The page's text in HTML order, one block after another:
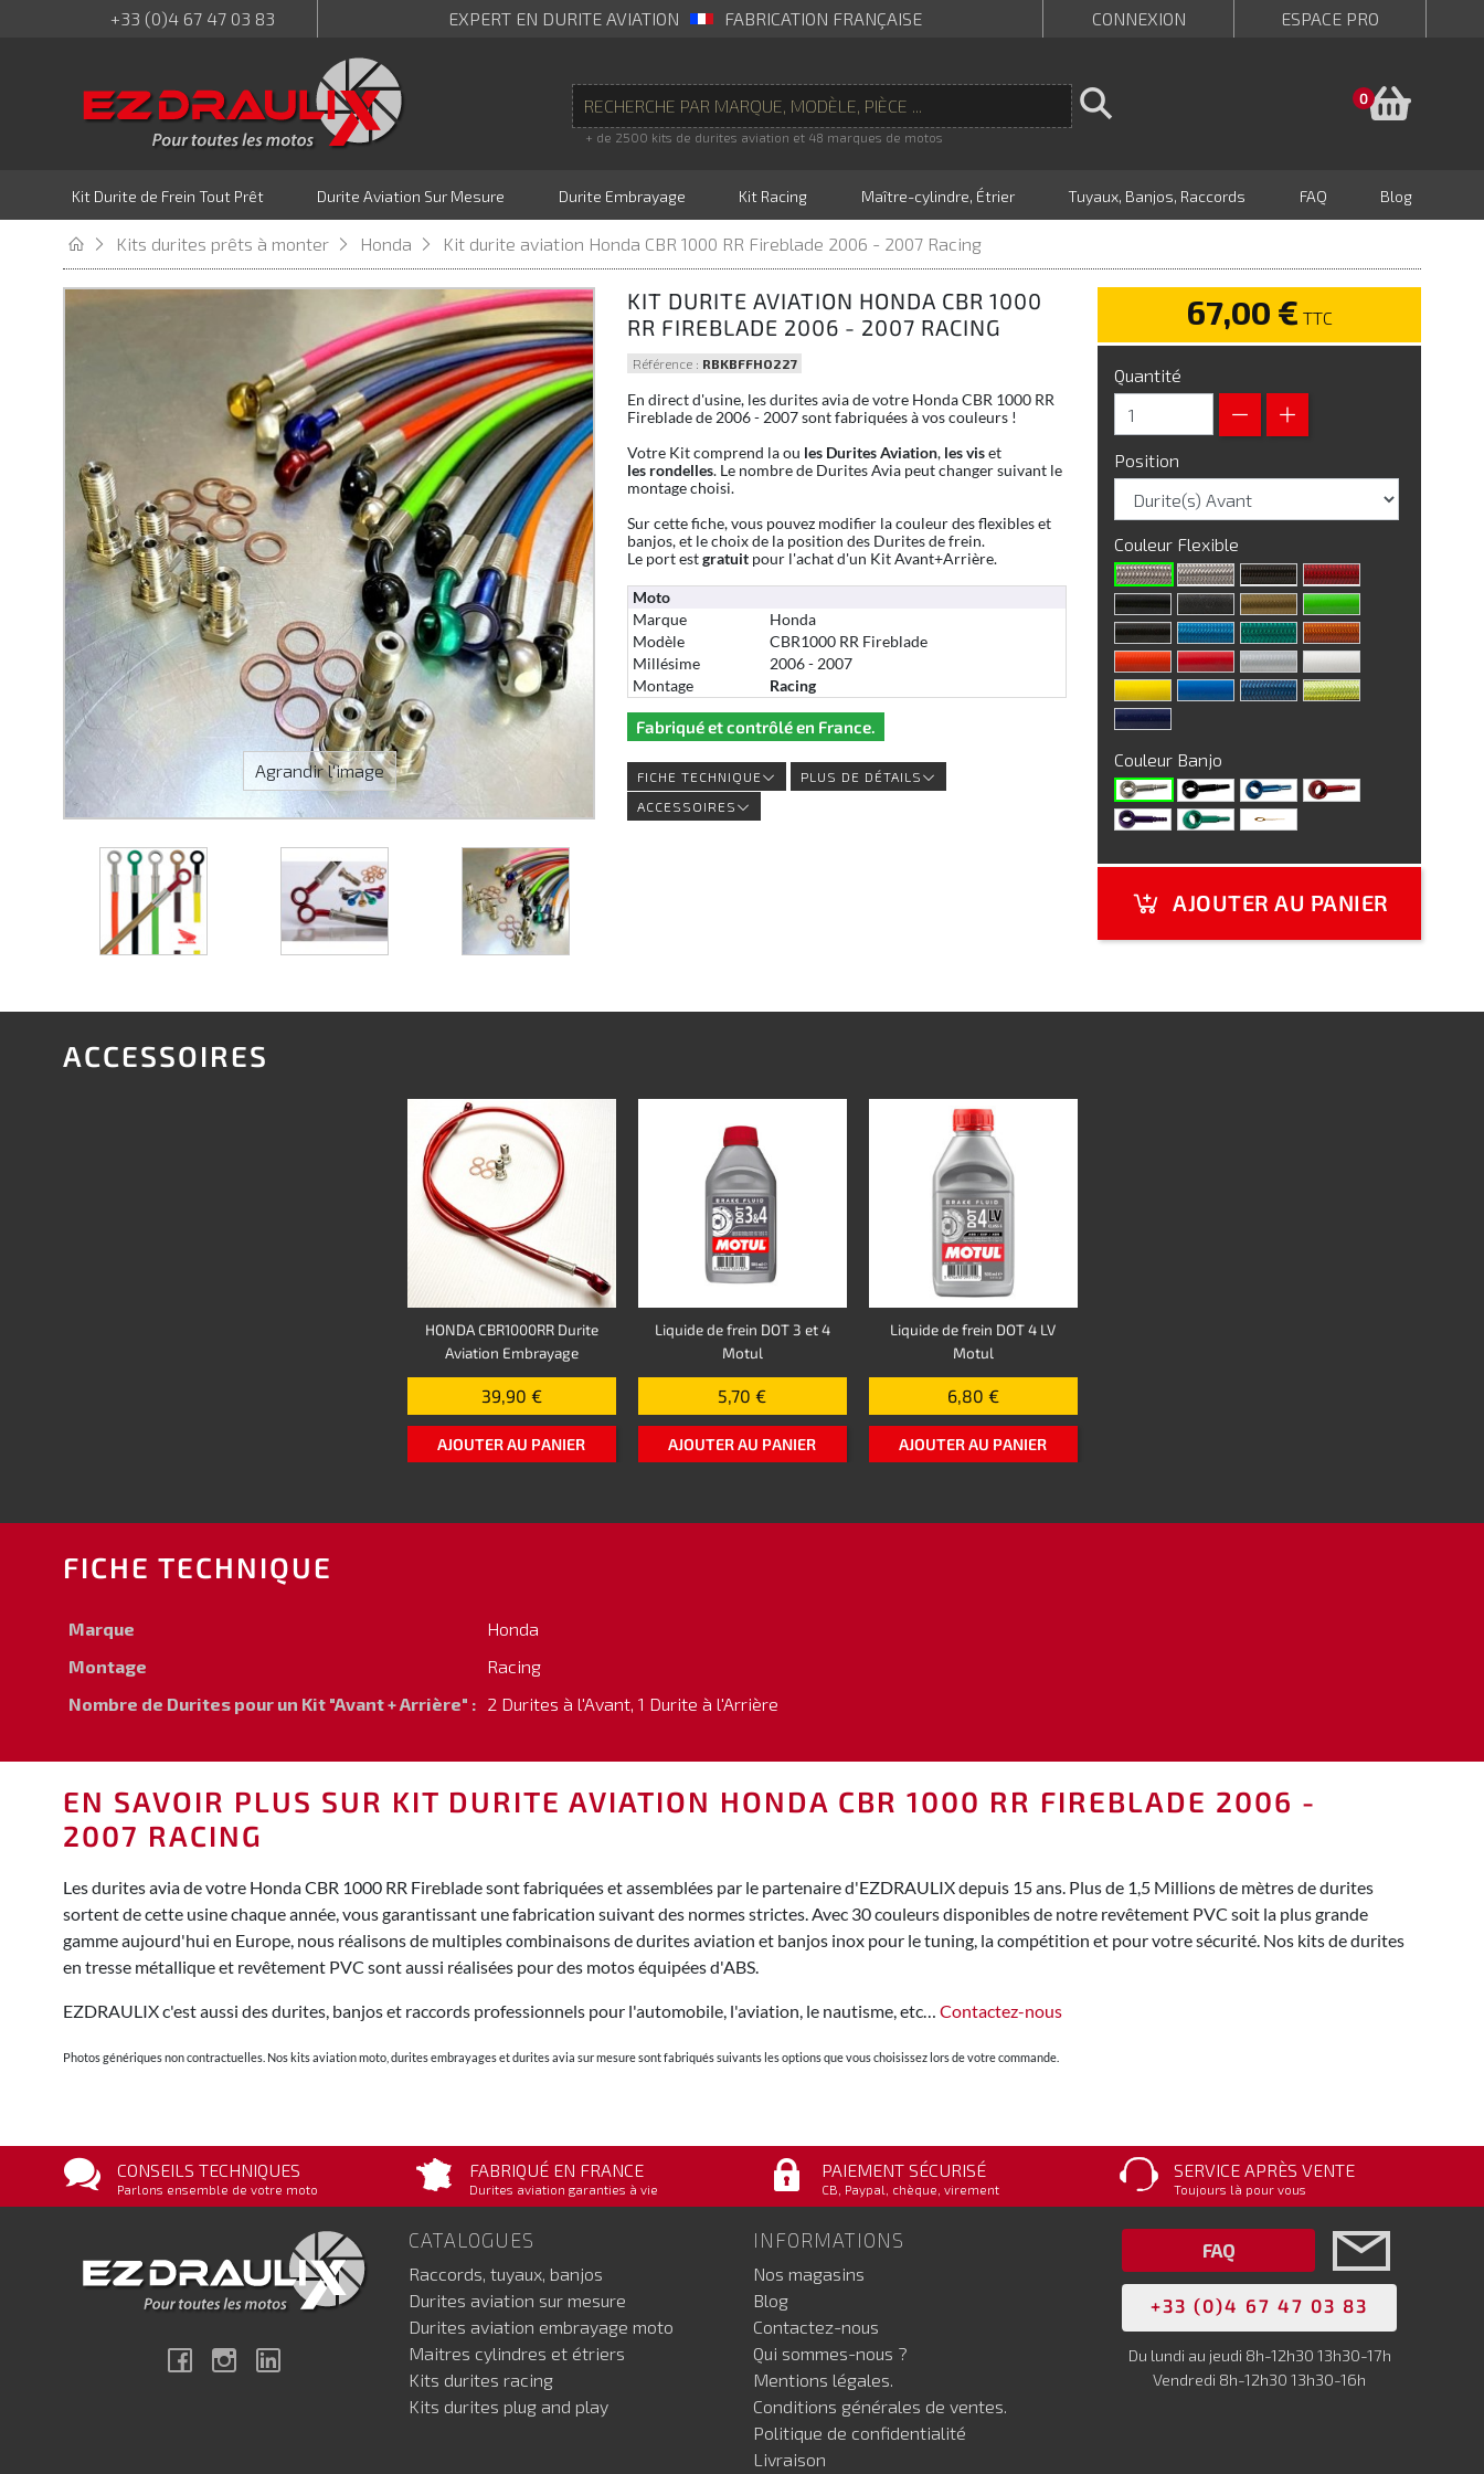
+33 (0)4 67 47 03 83 EXPERT EN DURITE AVIATION FABRICATION FRANÇAISE CONNEXION ESPACE PRO
+ de 2500 kits de durites aviation et 48 marques de motos
0
Kit Durite de Frein Tout Prêt Durite Aviation Sur Mesure Durite Embrayage Kit Racing Maître-cylindre, Étrier Tuyaux, Banjos, Raccords FAQ Blog
Kits durites prêts à monter Honda Kit durite aviation Honda CBR 1000 RR Fireblade 2006 - 2007 Racing
Agrandir l'image
KIT DURITE AVIATION HONDA CBR 1000
RR FIREBLADE 2006 - 2007 RACING
Référence : RBKBFFHO227
En direct d'usine, les durites avia de votre Honda CBR 1000 RR
Fireblade de 2006 - 2007 sont fabriquées à vos couleurs !
Votre Kit comprend la ou les Durites Aviation, les viset
les rondelles. Le nombre de Durites Avia peut changer suivant le
montage choisi.
Sur cette fiche, vous pouvez modifier la couleur des flexibles et
banjos, et le choix de la position des Durites de frein.
Le port estgratuitpour l'achat d'un Kit Avant+Arrière.
Moto
Marque
Honda
Modèle
CBR1000 RR Fireblade
Millésime
2006 - 2007
Montage
Racing
Fabriqué et contrôlé en France.
FICHE TECHNIQUE
PLUS DE DÉTAILS
ACCESSOIRES
67,00 € TTC
Quantité
Position
Couleur Flexible
Couleur Banjo
AJOUTER AU PANIER
ACCESSOIRES
HONDA CBR1000RR Durite
Aviation Embrayage
39,90 €
AJOUTER AU PANIER
Liquide de frein DOT 3 et 4
Motul
5,70 €
AJOUTER AU PANIER
Liquide de frein DOT 4 LV
Motul
6,80 €
AJOUTER AU PANIER
FICHE TECHNIQUE
Marque
Honda
Montage
Racing
Nombre de Durites pour un Kit "Avant + Arrière" : 2 Durites à l'Avant, 1 Durite à l'Arrière
EN SAVOIR PLUS SUR KIT DURITE AVIATION HONDA CBR 1000 RR FIREBLADE 2006 -
2007 RACING
Les durites avia de votre Honda CBR 1000 RR Fireblade sont fabriquées et assemblées par le partenaire d'EZDRAULIX depuis 15 ans. Plus de 1,5 Millions de mètres de durites
sortent de cette usine chaque année, vous garantissant une fabrication suivant des normes strictes. Avec 30 couleurs disponibles de notre revêtement PVC soit la plus grande
gamme aujourd'hui en Europe, nous réalisons de multiples combinaisons de durites aviation et banjos inox pour le tuning, la compétition et pour votre sécurité. Nos kits de durites
en tresse métallique et revêtement PVC sont aussi réalisées pour des motos équipées d'ABS.
EZDRAULIX c'est aussi des durites, banjos et raccords professionnels pour l'automobile, l'aviation, le nautisme, etc… Contactez-nous
Photos génériques non contractuelles. Nos kits aviation moto, durites embrayages et durites avia sur mesure sont fabriqués suivants les options que vous choisissez lors de votre commande.
CONSEILS TECHNIQUES
Parlons ensemble de votre moto
FABRIQUÉ EN FRANCE
Durites aviation garanties à vie
PAIEMENT SÉCURISÉ
CB, Paypal, chèque, virement
SERVICE APRÈS VENTE
Toujours là pour vous
FacebookInstagram
CATALOGUES
Raccords, tuyaux, banjos
Durites aviation sur mesure
Durites aviation embrayage moto
Maitres cylindres et étriers
Kits durites racing
Kits durites plug and play
INFORMATIONS
Nos magasins
Blog
Contactez-nous
Qui sommes-nous ?
Mentions légales.
Conditions générales de ventes.
Politique de confidentialité
Livraison
FAQ
+33 (0)4 67 47 03 83
Du lundi au jeudi 8h-12h30 13h30-17h
Vendredi 8h-12h30 13h30-16h